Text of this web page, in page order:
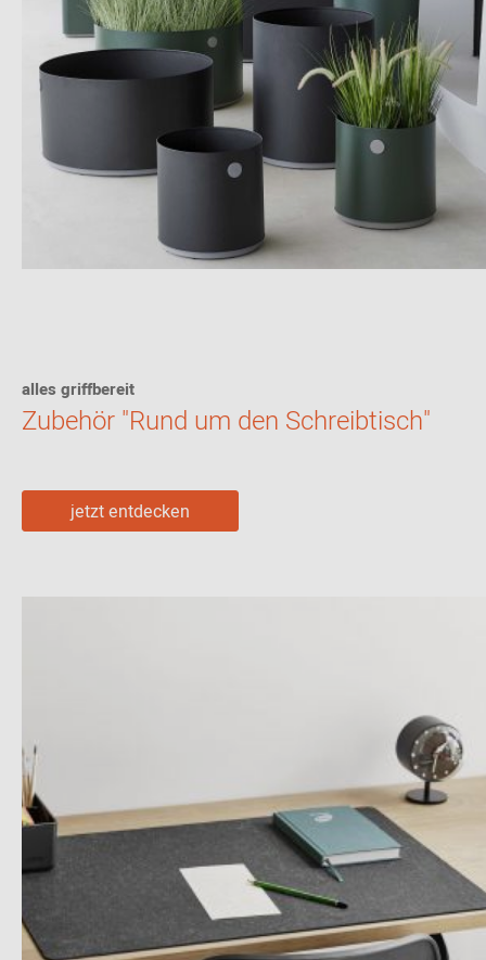
alles griffbereit
Zubehör "Rund um den Schreibtisch"
jetzt entdecken